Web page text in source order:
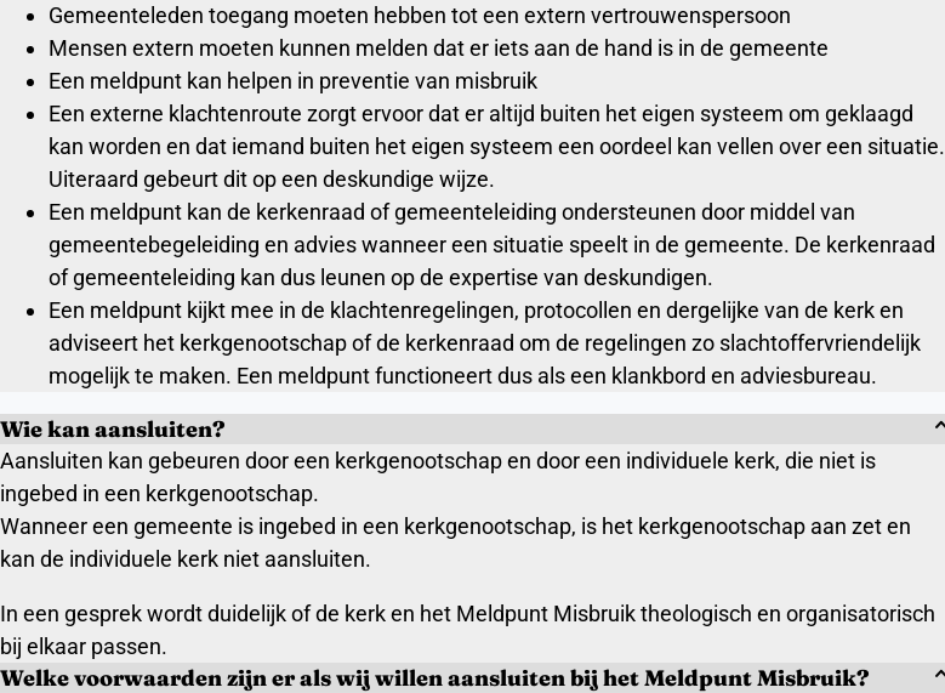
Gemeenteleden toegang moeten hebben tot een extern vertrouwenspersoon
Mensen extern moeten kunnen melden dat er iets aan de hand is in de gemeente
Een meldpunt kan helpen in preventie van misbruik
Een externe klachtenroute zorgt ervoor dat er altijd buiten het eigen systeem om geklaagd
kan worden en dat iemand buiten het eigen systeem een oordeel kan vellen over een situatie.
Uiteraard gebeurt dit op een deskundige wijze.
Een meldpunt kan de kerkenraad of gemeenteleiding ondersteunen door middel van
gemeentebegeleiding en advies wanneer een situatie speelt in de gemeente. De kerkenraad
of gemeenteleiding kan dus leunen op de expertise van deskundigen.
Een meldpunt kijkt mee in de klachtenregelingen, protocollen en dergelijke van de kerk en
adviseert het kerkgenootschap of de kerkenraad om de regelingen zo slachtoffervriendelijk
mogelijk te maken. Een meldpunt functioneert dus als een klankbord en adviesbureau.
Wie kan aansluiten?
Aansluiten kan gebeuren door een kerkgenootschap en door een individuele kerk, die niet is
ingebed in een kerkgenootschap.
Wanneer een gemeente is ingebed in een kerkgenootschap, is het kerkgenootschap aan zet en
kan de individuele kerk niet aansluiten.
In een gesprek wordt duidelijk of de kerk en het Meldpunt Misbruik theologisch en organisatorisch
bij elkaar passen.
Welke voorwaarden zijn er als wij willen aansluiten bij het Meldpunt Misbruik?